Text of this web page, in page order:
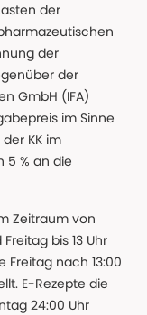
der
der
der
GmbH (IFA)
im Sinne
der KK im
5 % an die
Zeitraum von
bis 13 Uhr
Freitag nach 13:00
E-Rezepte die
24:00 Uhr